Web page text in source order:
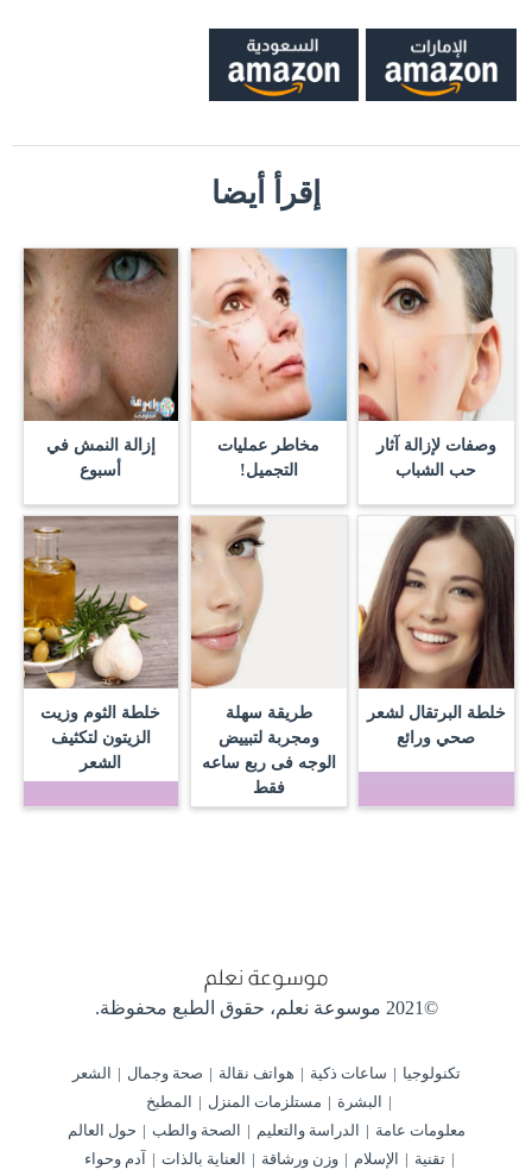
إقرأ أيضا
وصفات لإزالة آثار
حب الشباب
مخاطر عمليات
التجميل!
إزالة النمش في
أسبوع
خلطة البرتقال لشعر
صحي ورائع
طريقة سهلة
ومجربة لتبييض
الوجه فى ربع ساعه
فقط
خلطة الثوم وزيت
الزيتون لتكثيف
الشعر
©2021 موسوعة نعلم، حقوق الطبع محفوظة.
تكنولوجيا ساعات ذكية هواتف نقالة صحة وجمال
الشعر
البشرة
مستلزمات المنزل
المطبخ
معلومات عامة
الدراسة والتعليم الصحة والطب
حول العالم
تقنية
الإسلام وزن ورشاقة العناية بالذات آدم وحواء